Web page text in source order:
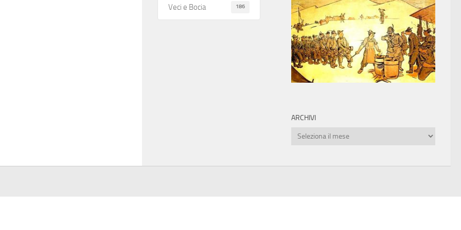
ARCHIVI
Archivi
Veci e Bocia 186